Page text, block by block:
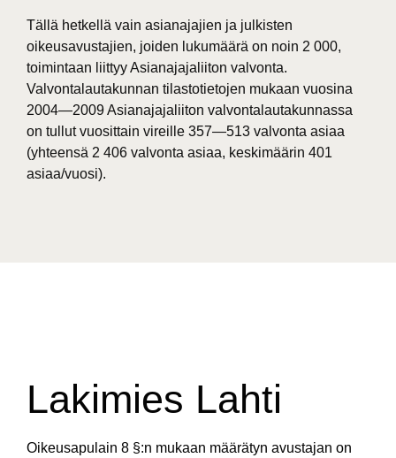
Tällä hetkellä vain asianajajien ja julkisten
oikeusavustajien, joiden lukumäärä on noin 2 000,
toimintaan liittyy Asianajajaliiton valvonta.
Valvontalautakunnan tilastotietojen mukaan vuosina
2004—2009 Asianajajaliiton valvontalautakunnassa
on tullut vuosittain vireille 357—513 valvonta asiaa
(yhteensä 2 406 valvonta asiaa, keskimäärin 401
asiaa/vuosi).
Lakimies Lahti
Oikeusapulain 8 §:n mukaan määrätyn avustajan on